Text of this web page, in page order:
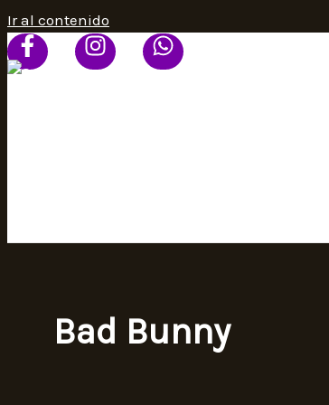
Ir al contenido
Bad Bunny